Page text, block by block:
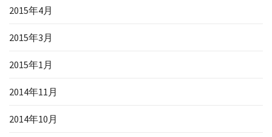
2015年4月
2015年3月
2015年1月
2014年11月
2014年10月